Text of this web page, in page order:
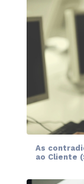
As
ao Cliente